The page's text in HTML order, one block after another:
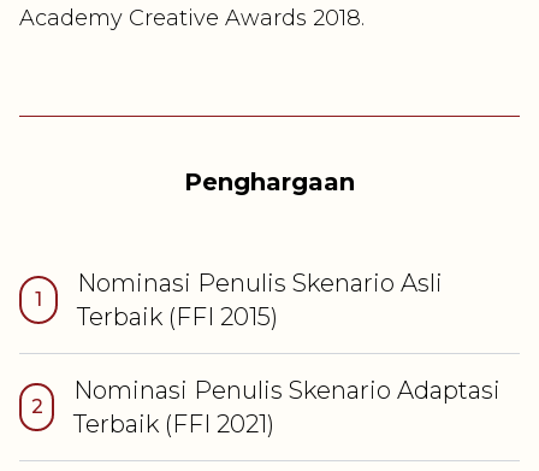
Academy Creative Awards 2018.
Penghargaan
1
Nominasi Penulis Skenario Asli
Terbaik(FFI 2015)
2
Nominasi Penulis Skenario Adaptasi
Terbaik (FFI2021)